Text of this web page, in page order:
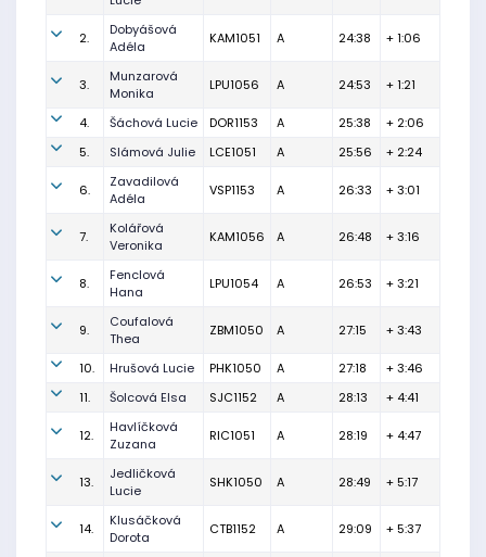
2.
Dobyášová
Adéla
KAM1051 A 24:38 + 1:06
3.
Munzarová
Monika
LPU1056 A 24:53 + 1:21
4. Šáchová Lucie DOR1153 A 25:38
+ 2:06
5.
Slámová Julie LCE1051 A 25:56 + 2:24
6.
Zavadilová
Adéla
VSP1153 A 26:33 + 3:01
7.
Kolářová
Veronika
KAM1056 A 26:48 + 3:16
8.
Fenclová
Hana
LPU1054 A 26:53 + 3:21
9.
Coufalová
Thea
ZBM1050 A 27:15 + 3:43
10. Hrušová Lucie PHK1050 A 27:18
+ 3:46
11.
Šolcová Elsa SJC1152 A 28:13 + 4:41
12.
Havlíčková
Zuzana
RIC1051 A 28:19 + 4:47
13.
Jedličková
Lucie
SHK1050 A 28:49 + 5:17
14.
Klusáčková
Dorota
CTB1152 A 29:09 + 5:37